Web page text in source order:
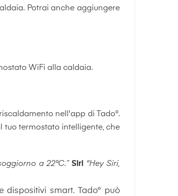
Potrai anche aggiungere
WiFi alla caldaia.
nell'app di Tado°.
tuo termostato intelligente, che
a 22°C.”Siri "Hey Siri,
dispositivi smart. Tado° può